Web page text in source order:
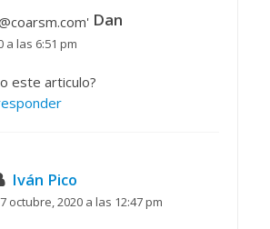
Dan
a las 6:51 pm
este articulo?
Iván Pico
octubre, 2020 a las 12:47 pm